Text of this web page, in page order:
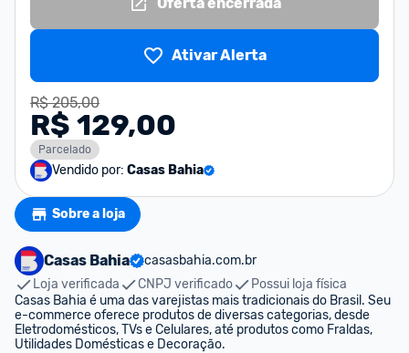
Ativar Alerta
R$ 205,00
R$ 129,00
Parcelado
Vendido por: Casas Bahia
Sobre a loja
Casas Bahia
casasbahia.com.br
Loja verificada
CNPJ verificado
Possui loja física
Casas Bahia é uma das varejistas mais tradicionais do Brasil. Seu
e-commerce oferece produtos de diversas categorias, desde
Eletrodomésticos, TVs e Celulares, até produtos como Fraldas,
Utilidades Domésticas e Decoração.